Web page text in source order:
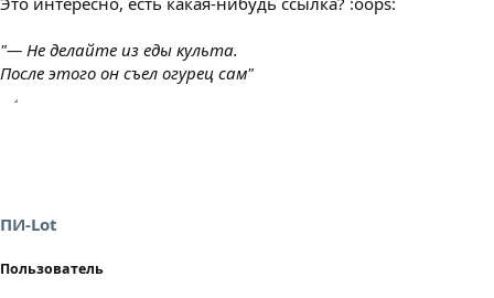
"— Не делайте из еды культа.
После этого он съел огурец сам"
ПИ-Lot
Пользователь